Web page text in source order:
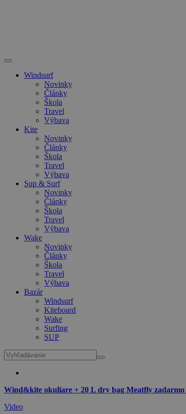
Windsurf
Novinky
Články
Škola
Travel
Výbava
Kite
Novinky
Články
Škola
Travel
Výbava
Sup & Surf
Novinky
Články
Škola
Travel
Výbava
Wake
Novinky
Články
Škola
Travel
Výbava
Bazár
Windsurf
Kiteboard
Wake
Surfing
SUP
Wind&kite okuliare + 20 L dry bag Meatfly zadarmo
Video